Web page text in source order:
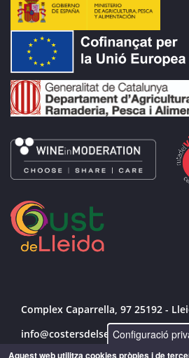
Complex Caparrella, 97 25192 -
info@costersdelsegre.esConfiguració
Aquest web utilitza cookies pròpies i de